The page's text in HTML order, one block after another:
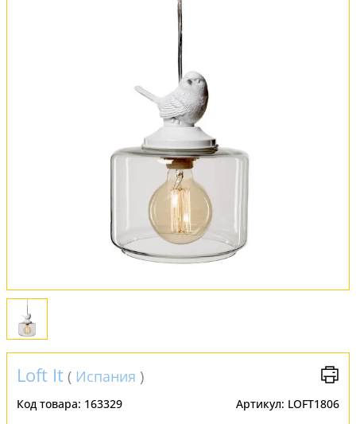
Обмен и возврат
Loft It ( Испания )
Код товара: 163329 Артикул: LOFT1806